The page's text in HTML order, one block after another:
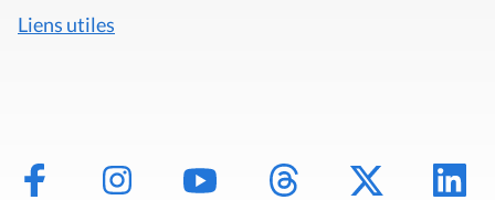
Liens utiles